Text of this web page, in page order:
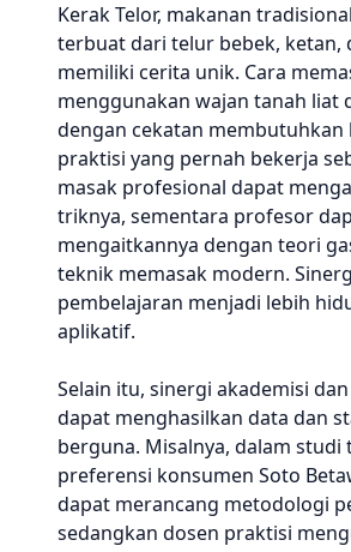
Kerak Telor, makanan
terbuat dari telur bebek, ketan,
memiliki cerita unik. Cara
menggunakan wajan tanah liat
dengan cekatan membutuhkan
praktisi yang pernah bekerja
masak profesional dapat
triknya, sementara profesor
mengaitkannya dengan teori
teknik memasak modern.
pembelajaran menjadi lebih
aplikatif.
Selain itu, sinergi akademisi
dapat menghasilkan data dan
berguna. Misalnya, dalam studi
preferensi konsumen Soto
dapat merancang metodologi
sedangkan dosen praktisi